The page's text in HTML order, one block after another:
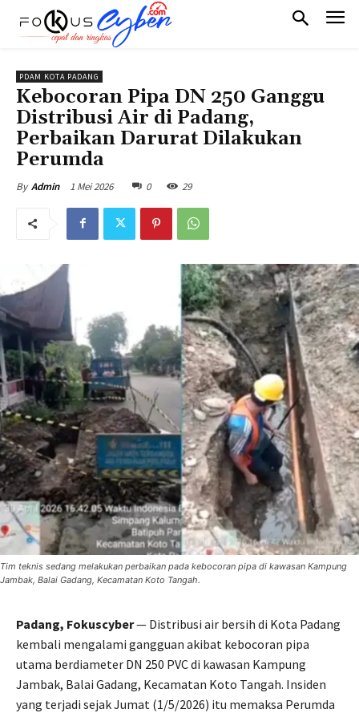
PDAM KOTA PADANG
Kebocoran Pipa DN 250 Ganggu
Distribusi Air di Padang,
Perbaikan Darurat Dilakukan
Perumda
By Admin 1 Mei 2026 0 29
Tim teknis sedang melakukan perbaikan pada kebocoran pipa di kawasan Kampung
Jambak, Balai Gadang, Kecamatan Koto Tangah.
Padang, Fokuscyber— Distribusi air bersih di Kota Padang
kembali mengalami gangguan akibat kebocoran pipa
utama berdiameter DN 250 PVC di kawasan Kampung
Jambak, Balai Gadang, Kecamatan Koto Tangah. Insiden
yang terjadi sejak Jumat (1/5/2026) itu memaksa Perumda